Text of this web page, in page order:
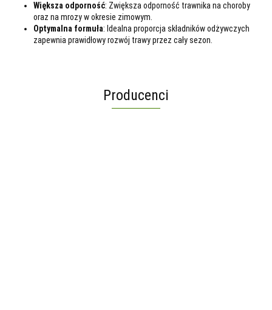
Większa odporność: Zwiększa odporność trawnika na choroby
oraz na mrozy w okresie zimowym.
Optymalna formuła: Idealna proporcja składników odżywczych
zapewnia prawidłowy rozwój trawy przez cały sezon.
Producenci